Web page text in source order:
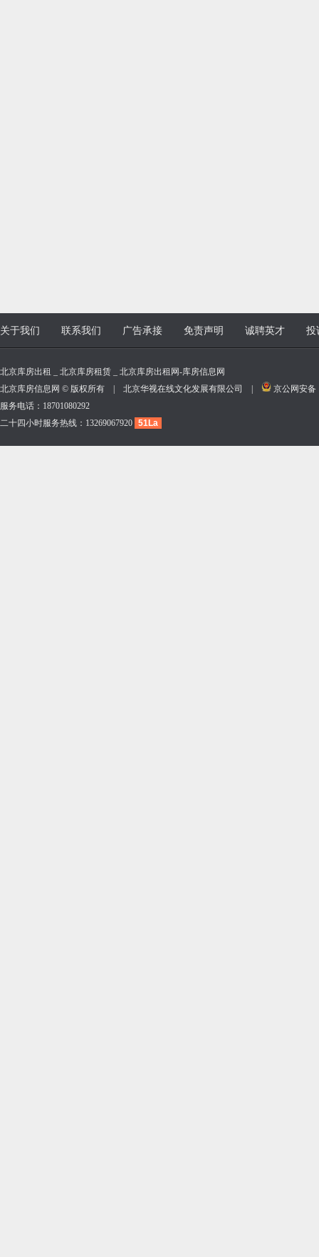
关于我们 联系我们 广告承接 免责声明 诚聘英才 投
北京库房出租 _ 北京库房租赁 _ 北京库房出租网-库房信息网
北京库房信息网 © 版权所有 | 北京华视在线文化发展有限公司 |
京公网安备
服务电话：18701080292
二十四小时服务热线：13269067920 51La